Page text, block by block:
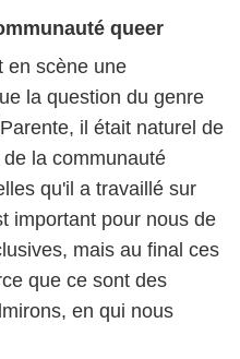
queer
en scène une
la question du genre
il était naturel de
la communauté
qu'il a travaillé sur
important pour nous de
mais au final ces
que ce sont des
en qui nous